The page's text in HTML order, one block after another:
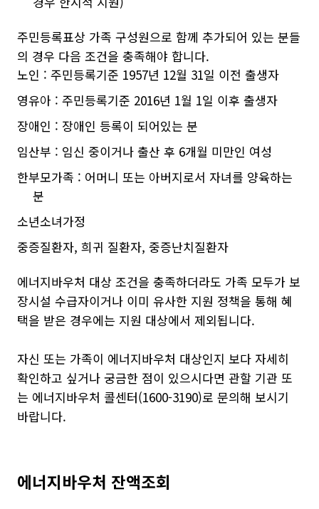
주민등록표상 가족 구성원으로 함께 추가되어 있는 분들
의 경우 다음 조건을 충족해야 합니다.
노인 : 주민등록기준 1957년 12월 31일 이전 출생자
영유아 : 주민등록기준 2016년 1월 1일 이후 출생자
장애인 : 장애인 등록이 되어있는 분
임산부 : 임신 중이거나 출산 후 6개월 미만인 여성
한부모가족 : 어머니 또는 아버지로서 자녀를 양육하는
분
소년소녀가정
중증질환자, 희귀 질환자, 중증난치질환자
에너지바우처 대상 조건을 충족하더라도 가족 모두가 보
장시설 수급자이거나 이미 유사한 지원 정책을 통해 혜
택을 받은 경우에는 지원 대상에서 제외됩니다.
자신 또는 가족이 에너지바우처 대상인지 보다 자세히
확인하고 싶거나 궁금한 점이 있으시다면 관할 기관 또
는 에너지바우처 콜센터(1600-3190)로 문의해 보시기
바랍니다.
에너지바우처 잔액조회